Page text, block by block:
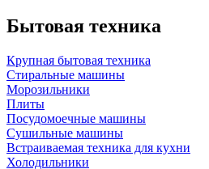
Бытовая техника
Крупная бытовая техника
Стиральные машины
Морозильники
Плиты
Посудомоечные машины
Сушильные машины
Встраиваемая техника для кухни
Холодильники